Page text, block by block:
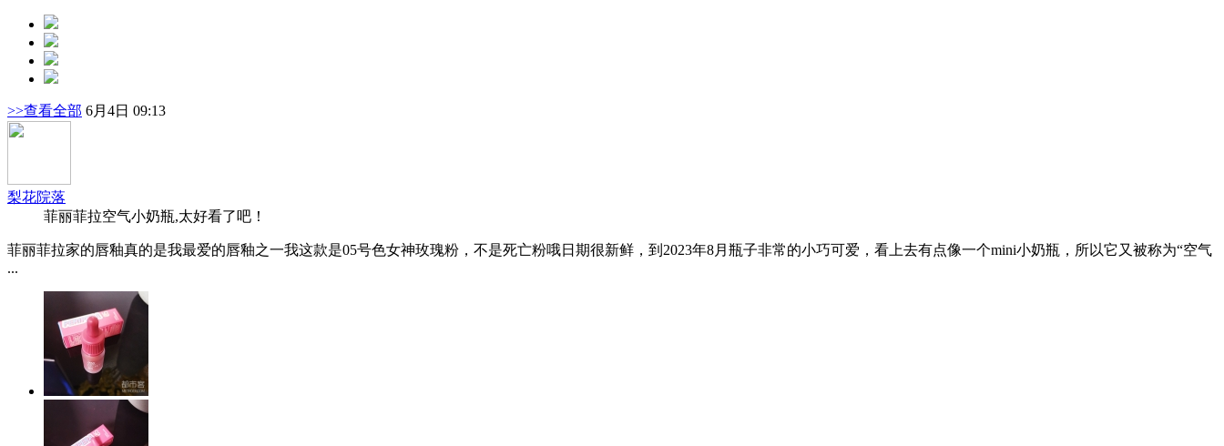
>>查看全部 6月4日 09:13
梨花院落
菲丽菲拉空气小奶瓶,太好看了吧！
菲丽菲拉家的唇釉真的是我最爱的唇釉之一我这款是05号色女神玫瑰粉，不是死亡粉哦日期很新鲜，到2023年8月瓶子非常的小巧可爱，看上去有点像一个mini小奶瓶，所以它又被称为“空气
...